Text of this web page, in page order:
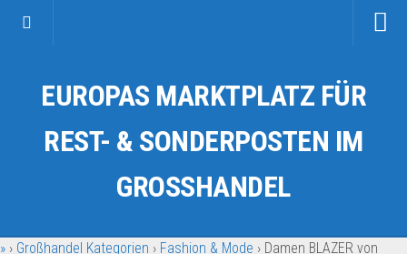
Kategorien
Auto & Motorrad
Fahrzeuge & Transport
Garten & Werkzeug
EUROPAS MARKTPLATZ FÜR
REST- & SONDERPOSTEN IM
GROSSHANDEL
» › Großhandel Kategorien › Fashion & Mode › Damen BLAZER von